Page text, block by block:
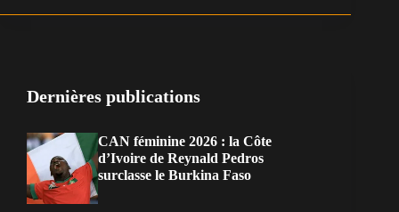
Dernières publications
CAN féminine 2026 : la Côte
d’Ivoire de Reynald Pedros
surclasse le Burkina Faso